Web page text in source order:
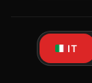
IT
del